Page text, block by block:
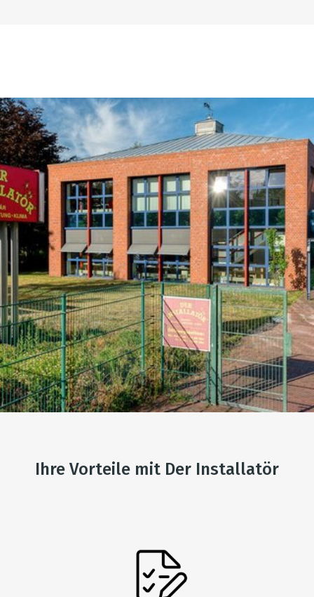
Ihre Vorteile mit Der Installatör